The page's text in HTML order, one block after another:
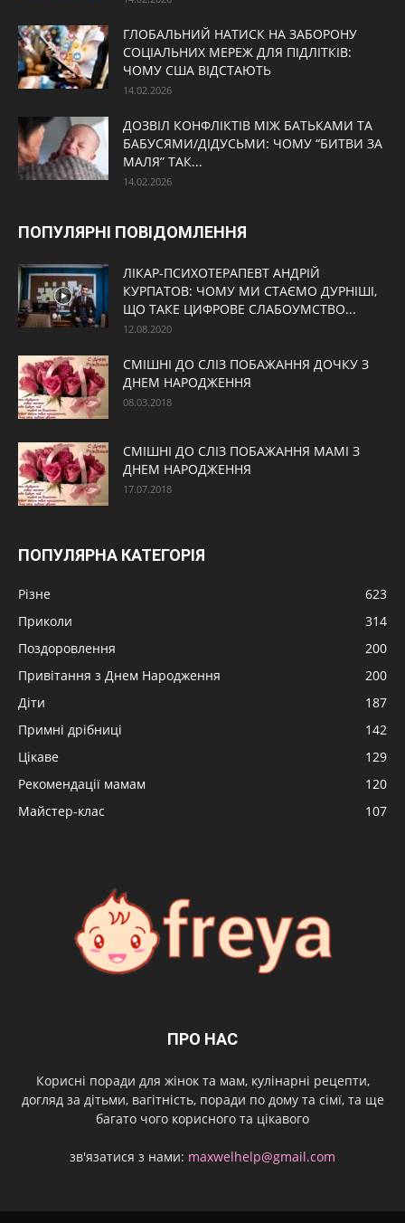
ГЛОБАЛЬНИЙ НАТИСК НА ЗАБОРОНУ
СОЦІАЛЬНИХ МЕРЕЖ ДЛЯ ПІДЛІТКІВ:
ЧОМУ США ВІДСТАЮТЬ
14.02.2026
ДОЗВІЛ КОНФЛІКТІВ МІЖ БАТЬКАМИ ТА
БАБУСЯМИ/ДІДУСЬМИ: ЧОМУ “БИТВИ ЗА
МАЛЯ” ТАК...
14.02.2026
ПОПУЛЯРНІ ПОВІДОМЛЕННЯ
ЛІКАР-ПСИХОТЕРАПЕВТ АНДРІЙ
КУРПАТОВ: ЧОМУ МИ СТАЄМО ДУРНІШІ,
ЩО ТАКЕ ЦИФРОВЕ СЛАБОУМСТВО...
12.08.2020
СМІШНІ ДО СЛІЗ ПОБАЖАННЯ ДОЧКУ З
ДНЕМ НАРОДЖЕННЯ
08.03.2018
СМІШНІ ДО СЛІЗ ПОБАЖАННЯ МАМІ З
ДНЕМ НАРОДЖЕННЯ
17.07.2018
ПОПУЛЯРНА КАТЕГОРІЯ
Різне
623
Приколи
314
Поздоровлення
200
Привітання з Днем Народження
200
Діти
187
Примні дрібниці
142
Цікаве
129
Рекомендації мамам
120
Майстер-клас
107
ПРО НАС
Корисні поради для жінок та мам, кулінарні рецепти,
догляд за дітьми, вагітність, поради по дому та сімї, та ще
багато чого корисного та цікавого
зв'язатися з нами: maxwelhelp@gmail.com